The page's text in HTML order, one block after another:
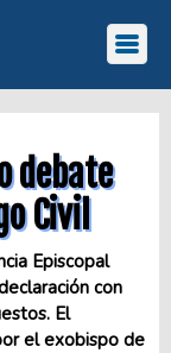
debate
Civil
Episcopal
con
El
el exobispo de